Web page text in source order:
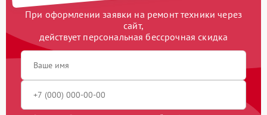
При оформлении заявки на ремонт техники через
сайт,
действует персональная бессрочная скидка